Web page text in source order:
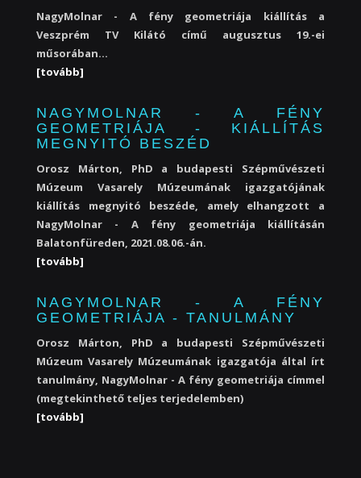
NagyMolnar - A fény geometriája kiállítás a
Veszprém TV Kilátó című augusztus 19.-ei
műsorában...
[tovább]
NAGYMOLNAR - A FÉNY
GEOMETRIÁJA - KIÁLLÍTÁS
MEGNYITÓ BESZÉD
Orosz Márton, PhD a budapesti Szépművészeti
Múzeum Vasarely Múzeumának igazgatójának
kiállítás megnyitó beszéde, amely elhangzott a
NagyMolnar - A fény geometriája kiállításán
Balatonfüreden, 2021.08.06.-án.
[tovább]
NAGYMOLNAR - A FÉNY
GEOMETRIÁJA - TANULMÁNY
Orosz Márton, PhD a budapesti Szépművészeti
Múzeum Vasarely Múzeumának igazgatója által írt
tanulmány, NagyMolnar - A fény geometriája címmel
(megtekinthető teljes terjedelemben)
[tovább]